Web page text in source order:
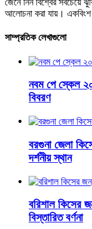
আলোচনা করা যায়।
সাম্প্রতিক লেখাগুলো
নবম পে স্কেল
বিবরণ
বরগুনা জেলা
দর্শনীয় স্থান
বরিশাল কিসের
বিস্তারিত বর্ণনা